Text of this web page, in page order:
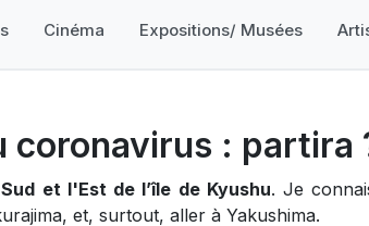
Cinéma Expositions/ Musées
coronavirus : partira
Sud et l'Est de l’île de Kyushu. Je
et, surtout, aller à Yakushima.